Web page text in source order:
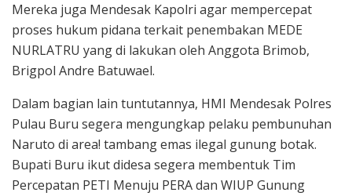
Mereka juga Mendesak Kapolri agar mempercepat
proses hukum pidana terkait penembakan MEDE
NURLATRU yang di lakukan oleh Anggota Brimob,
Brigpol Andre Batuwael.
Dalam bagian lain tuntutannya, HMI Mendesak Polres
Pulau Buru segera mengungkap pelaku pembunuhan
Naruto di area! tambang emas ilegal gunung botak.
Bupati Buru ikut didesa segera membentuk Tim
Percepatan PETI Menuju PERA dan WIUP Gunung